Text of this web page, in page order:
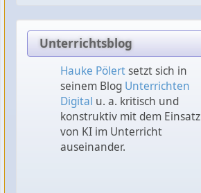
Unterrichtsblog
Hauke Pölertsetzt sich in
seinem Blog Unterrichten
Digital u. a. kritisch und
konstruktiv mit dem Einsatz
von KI im Unterricht
auseinander.